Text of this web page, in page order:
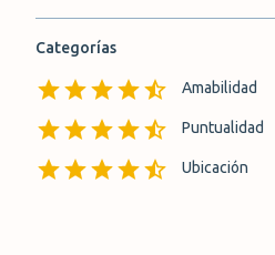
Categorías
Amabilidad
Puntualidad
Ubicación